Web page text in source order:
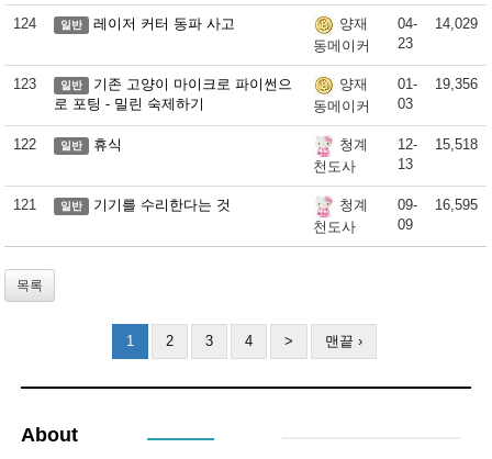
124 일반 레이저 커터 동파 사고
양재
동메이커
04-
23
14,029
123 일반
기존 고양이 마이크로 파이썬으
로 포팅 - 밀린 숙제하기
양재
동메이커
01-
03
19,356
122 일반 휴식
청계
천도사
12-
13
15,518
121 일반 기기를 수리한다는 것
청계
천도사
09-
09
16,595
목록
1 2 3 4 > 맨끝 ›
About